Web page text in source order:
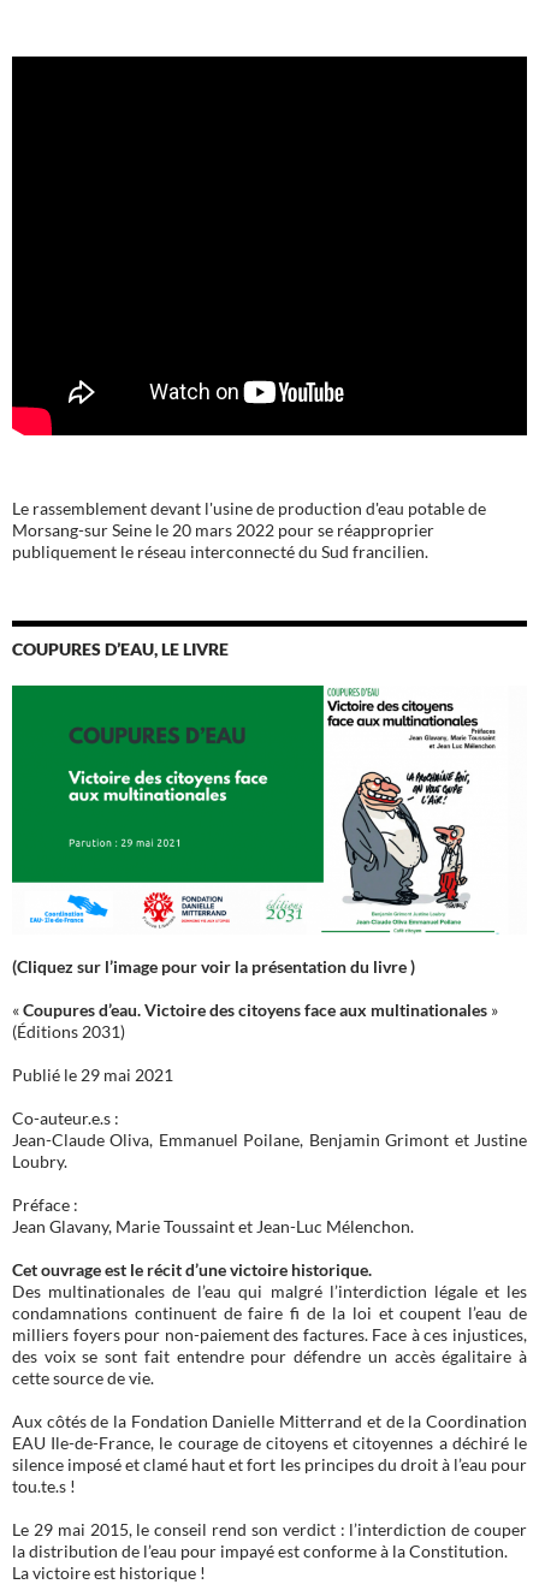
Le rassemblement devant l'usine de production d'eau potable de
Morsang-sur Seine le 20 mars 2022 pour se réapproprier
publiquement le réseau interconnecté du Sud francilien.
COUPURES D’EAU, LE LIVRE
(Cliquez sur l’image pour voir la présentation du livre )
«Coupures d’eau. Victoire des citoyens face aux multinationales »
(Éditions 2031)
Publié le 29 mai 2021
Co-auteur.e.s :
Jean-Claude Oliva, Emmanuel Poilane, Benjamin Grimont et Justine
Loubry.
Préface :
Jean Glavany, Marie Toussaint et Jean-Luc Mélenchon.
Cet ouvrage est le récit d’une victoire historique.
Des multinationales de l’eau qui malgré l’interdiction légale et les
condamnations continuent de faire fi de la loi et coupent l’eau de
milliers foyers pour non-paiement des factures. Face à ces injustices,
des voix se sont fait entendre pour défendre un accès égalitaire à
cette source de vie.
Aux côtés de la Fondation Danielle Mitterrand et de la Coordination
EAU Ile-de-France, le courage de citoyens et citoyennes a déchiré le
silence imposé et clamé haut et fort les principes du droit à l’eau pour
tou.te.s !
Le 29 mai 2015, le conseil rend son verdict : l’interdiction de couper
la distribution de l’eau pour impayé est conforme à la Constitution.
La victoire est historique !